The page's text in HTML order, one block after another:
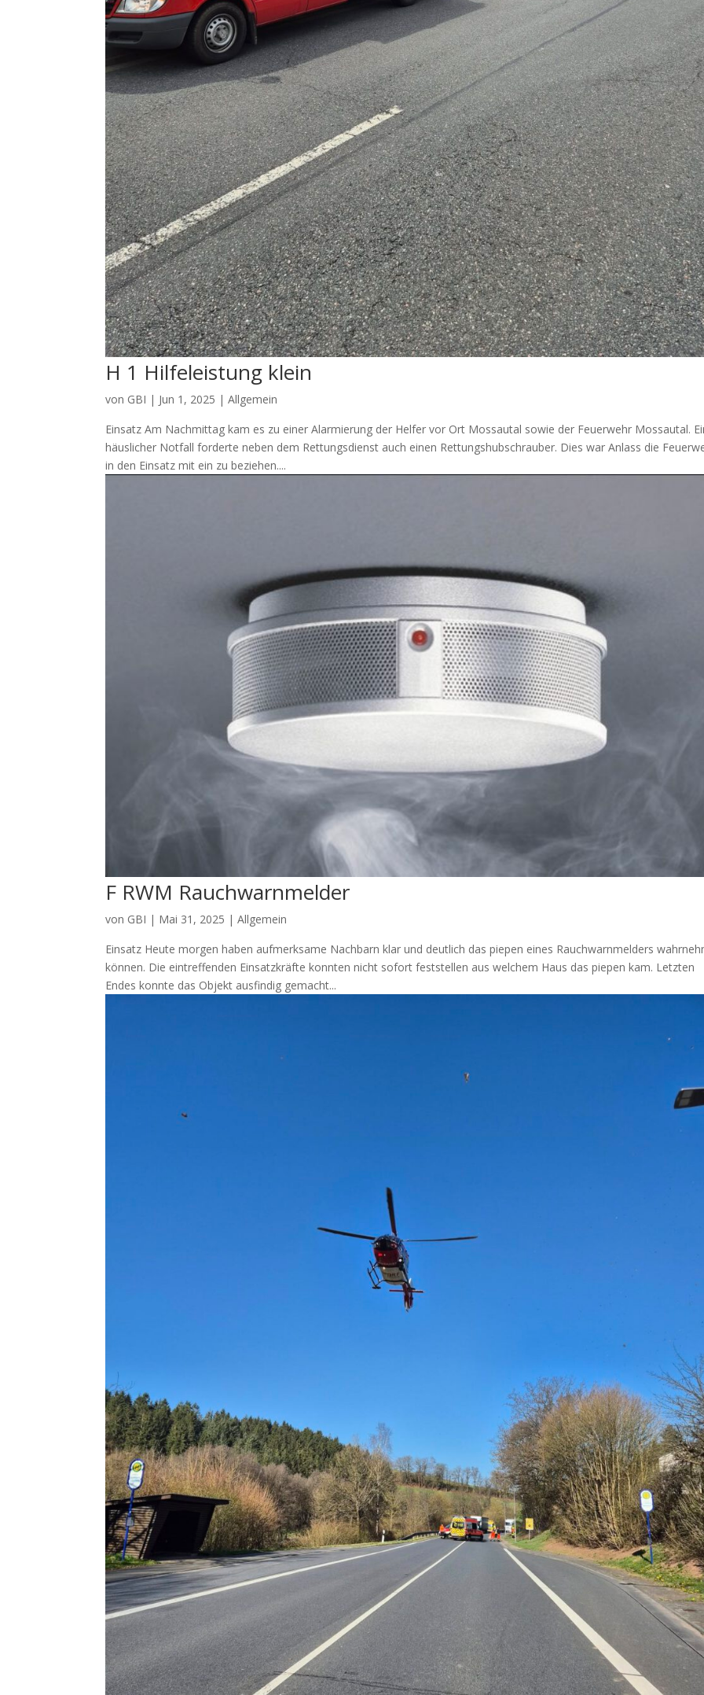
H 1 Hilfeleistung klein
von GBI | Jun 1, 2025 | Allgemein
Einsatz Am Nachmittag kam es zu einer Alarmierung der Helfer vor Ort Mossautal sowie der Feuerwehr Mossautal.
häuslicher Notfall forderte neben dem Rettungsdienst auch einen Rettungshubschrauber. Dies war Anlass die
in den Einsatz mit ein zu beziehen....
F RWM Rauchwarnmelder
von GBI | Mai 31, 2025 |Allgemein
Einsatz Heute morgen haben aufmerksame Nachbarn klar und deutlich das piepen eines Rauchwarnmelders
können. Die eintreffenden Einsatzkräfte konnten nicht sofort feststellen aus welchem Haus das piepen kam. Letzten
Endes konnte das Objekt ausfindig gemacht...